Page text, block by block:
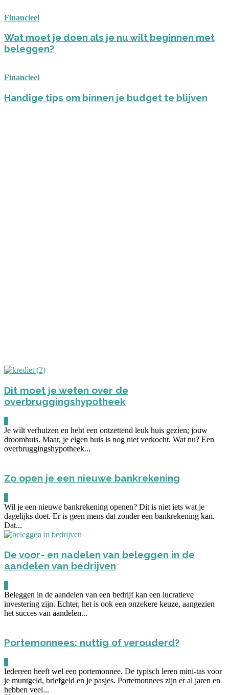
Financieel
Wat moet je doen als je nu wilt beginnen met
beleggen?
Financieel
Handige tips om binnen je budget te blijven
Dit moet je weten over de
overbruggingshypotheek
Je wilt verhuizen en hebt een ontzettend leuk huis gezien; jouw
droomhuis. Maar, je eigen huis is nog niet verkocht. Wat nu? Een
overbruggingshypotheek...
Zo open je een nieuwe bankrekening
Wil je een nieuwe bankrekening openen? Dit is niet iets wat je
dagelijks doet. Er is geen mens dat zonder een bankrekening kan.
Dat...
De voor- en nadelen van beleggen in de
aandelen van bedrijven
Beleggen in de aandelen van een bedrijf kan een lucratieve
investering zijn. Echter, het is ook een onzekere keuze, aangezien
het succes van aandelen...
Portemonnees: nuttig of verouderd?
Iedereen heeft wel een portemonnee. De typisch leren mini-tas voor
je muntgeld, briefgeld en je pasjes. Portemonnees zijn er al jaren en
hebben veel...